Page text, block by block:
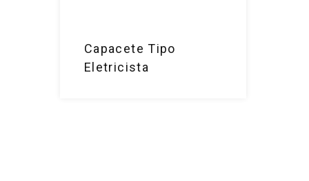
Capacete Tipo
Eletricista